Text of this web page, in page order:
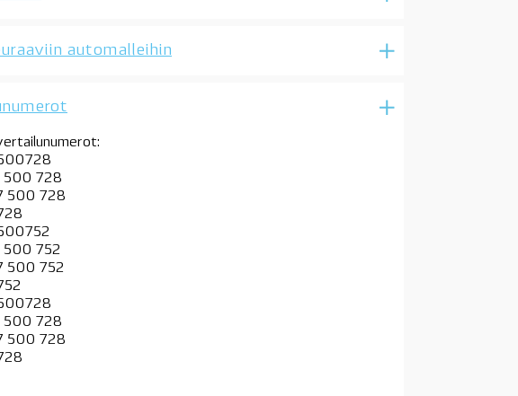
automalleihin
500 728
500 728
500 752
500 752
500 728
500 728